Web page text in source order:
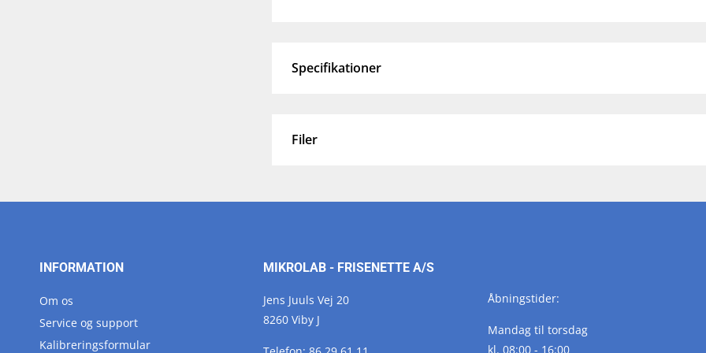
Specifikationer
Filer
INFORMATION
Om os
Service og support
Kalibreringsformular
MIKROLAB - FRISENETTE A/S
Jens Juuls Vej 20
8260 Viby J
Åbningstider:
Mandag til torsdag
kl. 08:00 - 16:00